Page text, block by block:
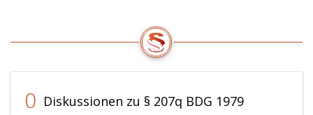
0 Diskussionen zu § 207q BDG 1979